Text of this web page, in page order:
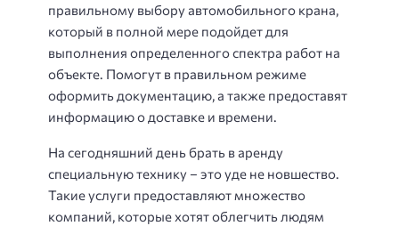
правильному выбору автомобильного крана,
который в полной мере подойдет для
выполнения определенного спектра работ на
объекте. Помогут в правильном режиме
оформить документацию, а также предоставят
информацию о доставке и времени.
На сегодняшний день брать в аренду
специальную технику – это уде не новшество.
Такие услуги предоставляют множество
компаний, которые хотят облегчить людям